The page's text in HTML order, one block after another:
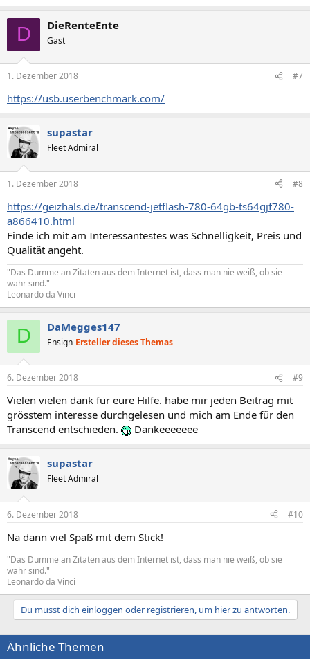
D DieRenteEnte
Gast
1. Dezember 2018 #7
https://usb.userbenchmark.com/
supastar
Fleet Admiral
1. Dezember 2018 #8
https://geizhals.de/transcend-jetflash-780-64gb-ts64gjf780-
a866410.html
Finde ich mit am Interessantestes was Schnelligkeit, Preis und
Qualität angeht.
"Das Dumme an Zitaten aus dem Internet ist, dass man nie weiß, ob sie
wahr sind."
Leonardo da Vinci
D DaMegges147
Ensign Ersteller dieses Themas
6. Dezember 2018 #9
Vielen vielen dank für eure Hilfe. habe mir jeden Beitrag mit
grösstem interesse durchgelesen und mich am Ende für den
Transcend entschieden.
Dankeeeeeee
supastar
Fleet Admiral
6. Dezember 2018 #10
Na dann viel Spaß mit dem Stick!
"Das Dumme an Zitaten aus dem Internet ist, dass man nie weiß, ob sie
wahr sind."
Leonardo da Vinci
Du musst dich einloggen oder registrieren, um hier zu antworten.
Ähnliche Themen